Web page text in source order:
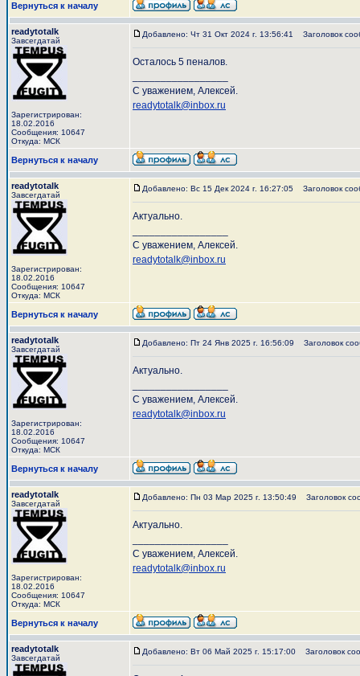
Вернуться к началу
readytotalk
Завсегдатай
Зарегистрирован:
18.02.2016
Сообщения: 10647
Откуда: МСК
Добавлено: Чт 31 Окт 2024 г. 13:56:41 Заголовок
Осталось 5 пеналов.
С уважением, Алексей.
readytotalk@inbox.ru
Вернуться к началу
readytotalk
Завсегдатай
Зарегистрирован:
18.02.2016
Сообщения: 10647
Откуда: МСК
Добавлено: Вс 15 Дек 2024 г. 16:27:05 Заголовок
Актуально.
С уважением, Алексей.
readytotalk@inbox.ru
Вернуться к началу
readytotalk
Завсегдатай
Зарегистрирован:
18.02.2016
Сообщения: 10647
Откуда: МСК
Добавлено: Пт 24 Янв 2025 г. 16:56:09 Заголовок
Актуально.
С уважением, Алексей.
readytotalk@inbox.ru
Вернуться к началу
readytotalk
Завсегдатай
Зарегистрирован:
18.02.2016
Сообщения: 10647
Откуда: МСК
Добавлено: Пн 03 Мар 2025 г. 13:50:49 Заголовок
Актуально.
С уважением, Алексей.
readytotalk@inbox.ru
Вернуться к началу
readytotalk
Завсегдатай
Добавлено: Вт 06 Май 2025 г. 15:17:00 Заголовок